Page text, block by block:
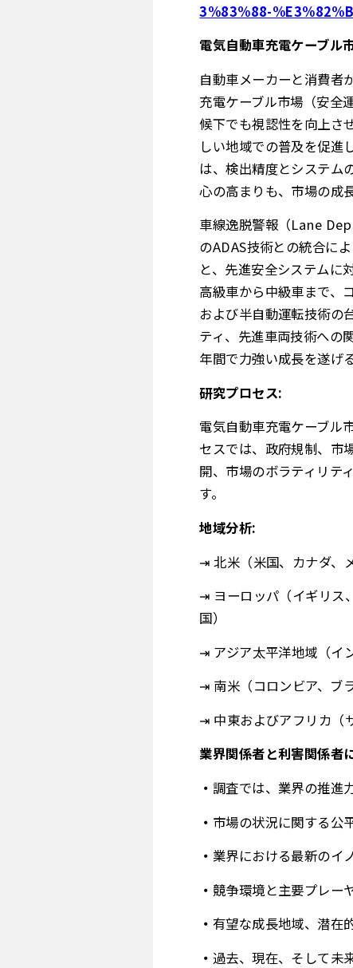
3%83%88-
電気自動車充電ケーブル
自動車メーカーと消費者
充電ケーブル市場（安全
候下でも視認性を向上さ
しい地域での普及を促進
は、検出精度とシステム
心の高まりも、市場の成
車線逸脱警報（Lane
のADAS技術との統合に
と、先進安全システムに
高級車から中級車まで、
および半自動運転技術の
ティ、先進車両技術への
年間で力強い成長を遂げ
研究プロセス:
電気自動車充電ケーブル
セスでは、政府規制、市
開、市場のボラティリテ
す。
地域分析:
⇥ 北米（米国、カナダ、
⇥ ヨーロッパ（イギリス
国）
⇥ アジア太平洋地域（イ
⇥ 南米（コロンビア、ブ
⇥ 中東およびアフリカ（
業界関係者と利害関係者
調査では、業界の推進
市場の状況に関する公
業界における最新のイ
競争環境と主要プレー
有望な成長地域、潜在
過去、現在、そして未